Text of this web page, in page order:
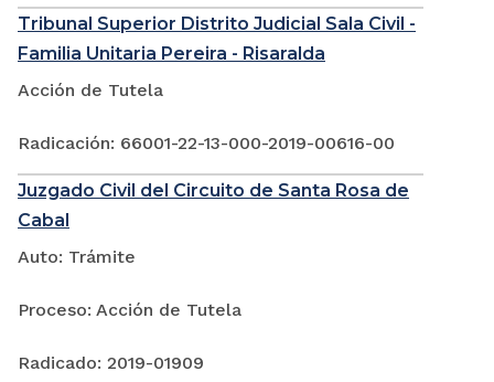
Tribunal Superior Distrito Judicial Sala Civil -
Familia Unitaria Pereira - Risaralda
Acción de Tutela
Radicación: 66001-22-13-000-2019-00616-00
Juzgado Civil del Circuito de Santa Rosa de
Cabal
Auto: Trámite
Proceso: Acción de Tutela
Radicado: 2019-01909